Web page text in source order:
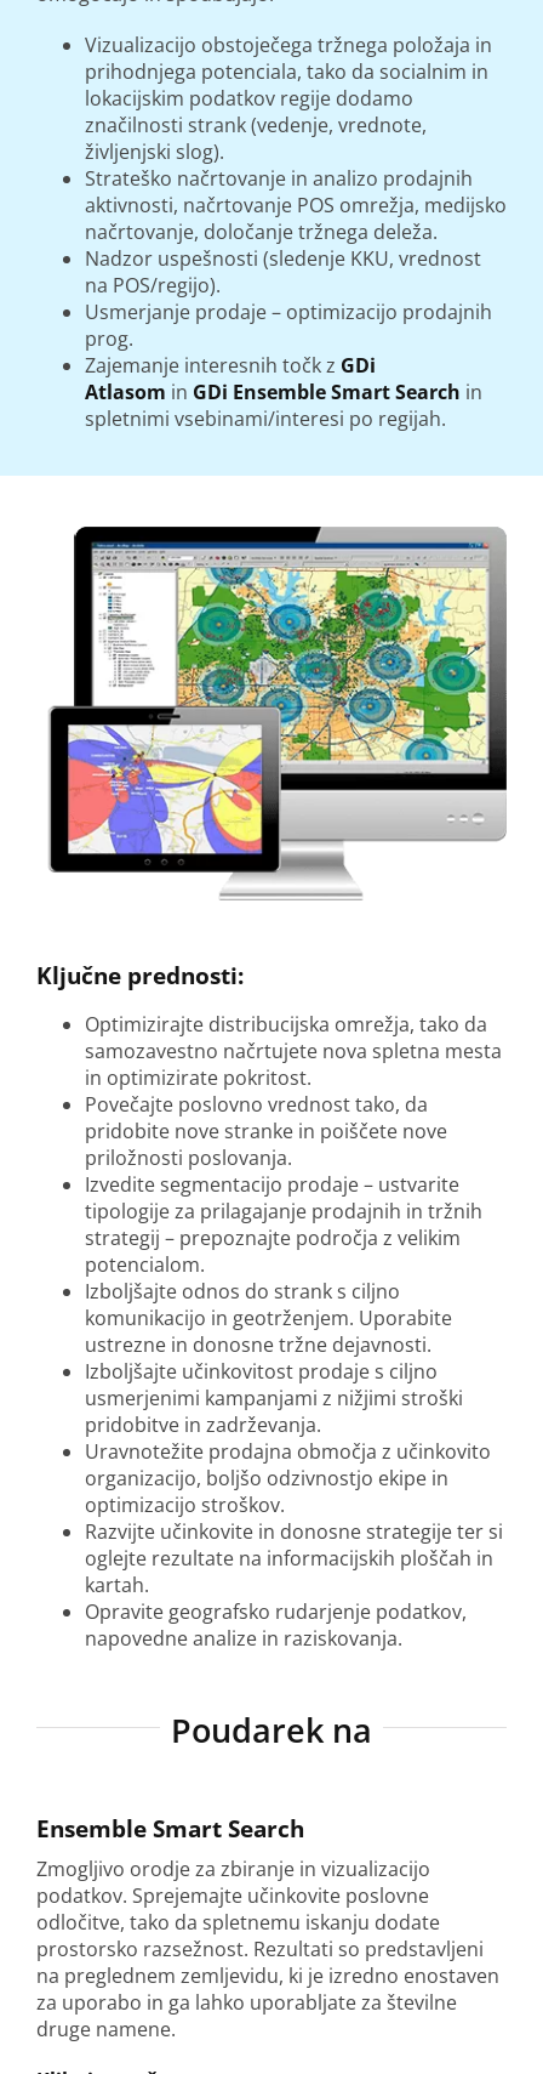
Vizualizacijo obstoječega tržnega položaja in
prihodnjega potenciala, tako da socialnim in
lokacijskim podatkov regije dodamo
značilnosti strank (vedenje, vrednote,
življenjski slog).
Strateško načrtovanje in analizo prodajnih
aktivnosti, načrtovanje POS omrežja, medijsko
načrtovanje, določanje tržnega deleža.
Nadzor uspešnosti (sledenje KKU, vrednost
na POS/regijo).
Usmerjanje prodaje – optimizacijo prodajnih
prog.
Zajemanje interesnih točk z GDi
Atlasom in GDi Ensemble Smart Search in
spletnimi vsebinami/interesi po regijah.
Ključne prednosti:
Optimizirajte distribucijska omrežja, tako da
samozavestno načrtujete nova spletna mesta
in optimizirate pokritost.
Povečajte poslovno vrednost tako, da
pridobite nove stranke in poiščete nove
priložnosti poslovanja.
Izvedite segmentacijo prodaje – ustvarite
tipologije za prilagajanje prodajnih in tržnih
strategij – prepoznajte področja z velikim
potencialom.
Izboljšajte odnos do strank s ciljno
komunikacijo in geotrženjem. Uporabite
ustrezne in donosne tržne dejavnosti.
Izboljšajte učinkovitost prodaje s ciljno
usmerjenimi kampanjami z nižjimi stroški
pridobitve in zadrževanja.
Uravnotežite prodajna območja z učinkovito
organizacijo, boljšo odzivnostjo ekipe in
optimizacijo stroškov.
Razvijte učinkovite in donosne strategije ter si
oglejte rezultate na informacijskih ploščah in
kartah.
Opravite geografsko rudarjenje podatkov,
napovedne analize in raziskovanja.
Poudarek na
Ensemble Smart Search
Zmogljivo orodje za zbiranje in vizualizacijo
podatkov. Sprejemajte učinkovite poslovne
odločitve, tako da spletnemu iskanju dodate
prostorsko razsežnost. Rezultati so predstavljeni
na preglednem zemljevidu, ki je izredno enostaven
za uporabo in ga lahko uporabljate za številne
druge namene.